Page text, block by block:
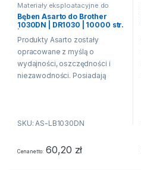
Materiały eksploatacyjne do
drukarek laserowych
Bęben Asarto do Brother
1030DN | DR1030 | 10000 str.
Produkty Asarto zostały
opracowane z myślą o
wydajności, oszczędności i
niezawodności. Posiadają
producenta drukarki. Oznacza
pozwalają na...
SKU: AS-LB1030DN
Cena netto 60,20 zł